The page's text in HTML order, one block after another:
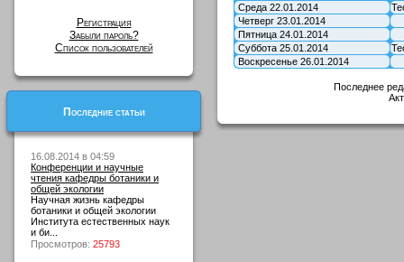
Регистрация
Забыли пароль?
Список пользователей
Последние статьи
16.08.2014 в 04:59
Конференции и научные
чтения кафедры ботаники и
общей экологии
Научная жизнь кафедры
ботаники и общей экологии
Института естественных наук
и би...
Просмотров: 25793
Среда 22.01.2014
Четверг 23.01.2014
Пятница 24.01.2014
Суббота 25.01.2014
Воскресенье 26.01.2014
Последнее